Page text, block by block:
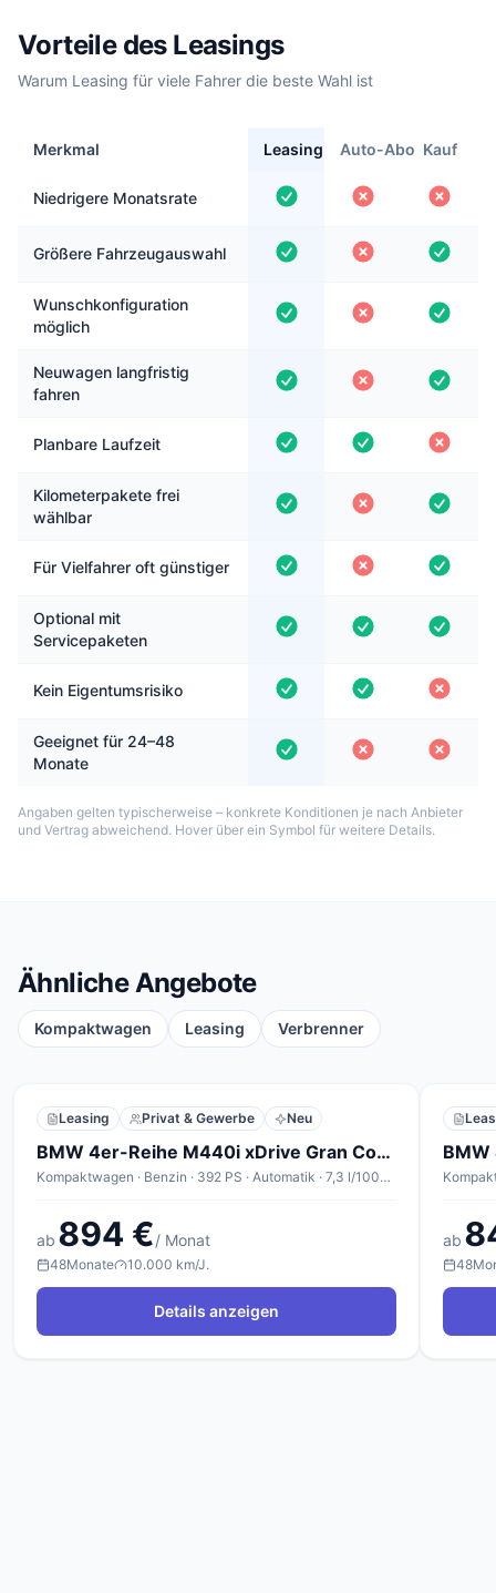
Vorteile des Leasings
Warum Leasing für viele Fahrer die beste Wahl ist
Merkmal Leasing Auto-Abo Kauf
Niedrigere Monatsrate
Größere Fahrzeugauswahl
Wunschkonfiguration
möglich
Neuwagen langfristig
fahren
Planbare Laufzeit
Kilometerpakete frei
wählbar
Für Vielfahrer oft günstiger
Optional mit
Servicepaketen
Kein Eigentumsrisiko
Geeignet für 24–48
Monate
Angaben gelten typischerweise – konkrete Konditionen je nach Anbieter
und Vertrag abweichend. Hover über ein Symbol für weitere Details.
Ähnliche Angebote
Kompaktwagen Leasing Verbrenner
Leasing Privat & Gewerbe Neu
BMW 4er-Reihe M440i xDrive Gran Coupé A
Kompaktwagen · Benzin · 392 PS · Automatik · 7,3 l/100km
ab 894 €/ Monat
48Monate 10.000 km/J.
Details anzeigen
ab
48